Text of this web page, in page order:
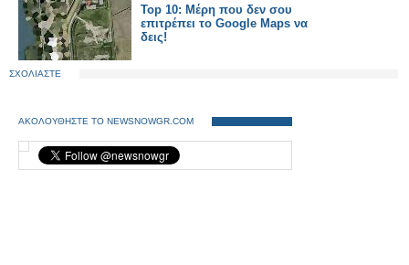
Top 10: Μέρη που δεν σου
επιτρέπει το Google Maps να
δεις!
ΣΧΟΛΙΑΣΤΕ
ΑΚΟΛΟΥΘΗΣΤΕ ΤΟ NEWSNOWGR.COM